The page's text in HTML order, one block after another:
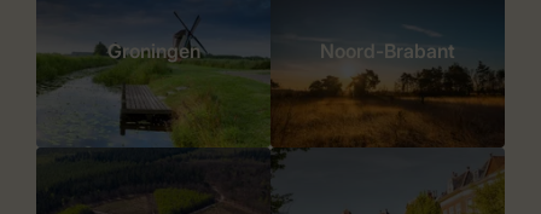
Groningen Noord-Brabant